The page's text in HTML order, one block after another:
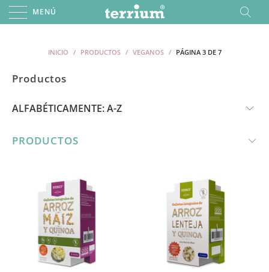
MENÚ
INICIO / PRODUCTOS / VEGANOS / PÁGINA 3 DE 7
Productos
PRODUCTOS